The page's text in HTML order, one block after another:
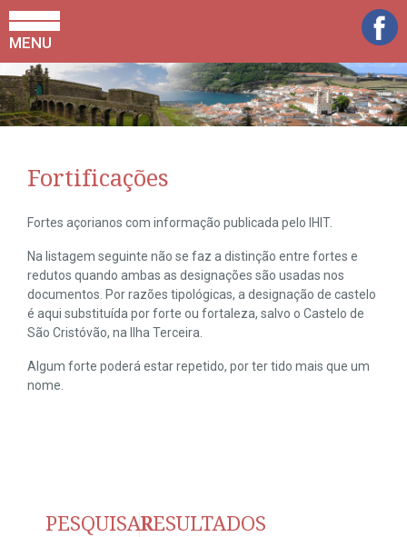
MENU
Fortificações
Fortes açorianos com informação publicada pelo IHIT.
Na listagem seguinte não se faz a distinção entre fortes e
redutos quando ambas as designações são usadas nos
documentos. Por razões tipológicas, a designação de castelo
é aqui substituída por forte ou fortaleza, salvo o Castelo de
São Cristóvão, na Ilha Terceira.
Algum forte poderá estar repetido, por ter tido mais que um
nome.
PESQUISARRESULTADOS